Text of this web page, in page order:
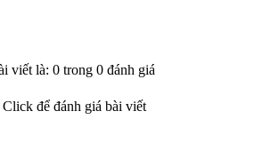
viết là: 0 trong 0 đánh giá
Click để đánh giá bài viết